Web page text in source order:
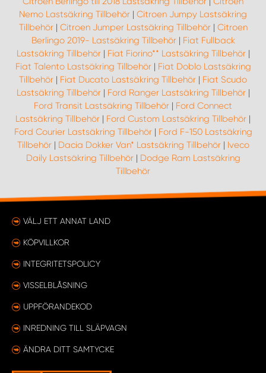
Nemo Lastsäkring Tillbehör | Citroen Jumpy Lastsäkring
Tillbehör| Citroen Jumper Lastsäkring Tillbehör| Citroen
Berlingo 2019- Lastsäkring Tillbehör| Fiat Fullback
Lastsäkring Tillbehör| Fiat Fiorino** Lastsäkring Tillbehör|
Fiat Talento Lastsäkring Tillbehör| Fiat Doblo Lastsäkring
Tillbehör | Fiat Ducato Lastsäkring Tillbehör | Fiat Scudo
Lastsäkring Tillbehör| Ford Ranger Lastsäkring Tillbehör|
Ford Transit Lastsäkring Tillbehör | Ford Connect
Lastsäkring Tillbehör | Ford Custom Lastsäkring Tillbehör |
Ford Courier Lastsäkring Tillbehör| Ford F-150 Lastsäkring
Tillbehör| Dacia Dokker Van* Lastsäkring Tillbehör| Iveco
Daily Lastsäkring Tillbehör| Dodge Ram Lastsäkring
Tillbehör
VÄLJ ETT ANNAT LAND
KÖPVILLKOR
INTEGRITETSPOLICY
VISSELBLÅSNING
UPPFÖRANDEKOD
INREDNING TILL SLÄPVAGN
ÄNDRA DITT SAMTYCKE